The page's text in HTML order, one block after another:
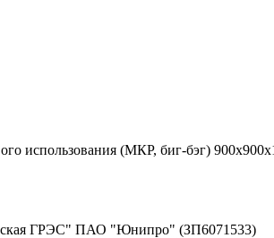
использования (МКР, биг-бэг)
ГРЭС" ПАО "Юнипро" (ЗП6071533)